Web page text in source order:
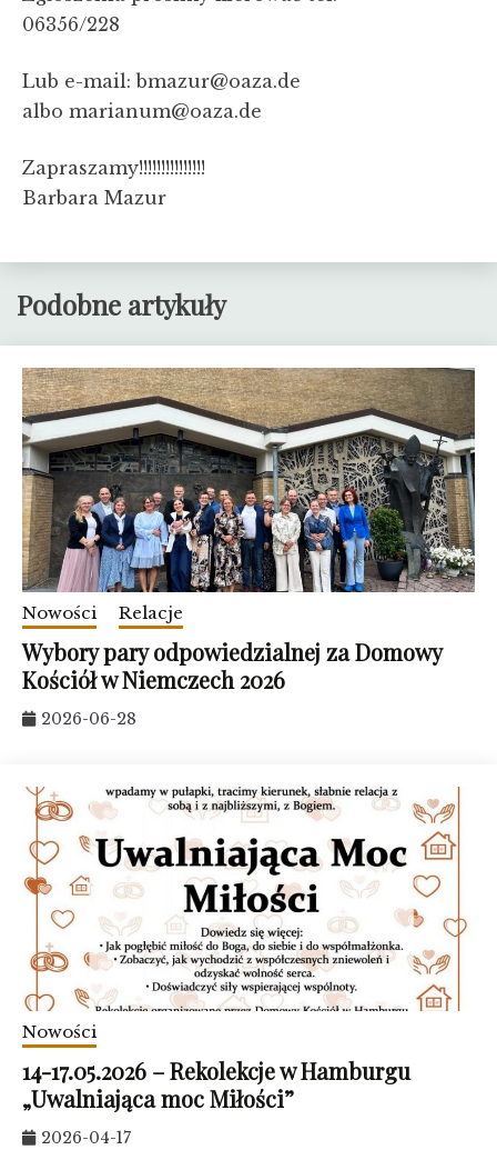
06356/228
Lub e-mail: bmazur@oaza.de
albo marianum@oaza.de
Zapraszamy!!!!!!!!!!!!!!!
Barbara Mazur
Podobne artykuły
Nowości Relacje
Wybory pary odpowiedzialnej za Domowy
Kościół w Niemczech 2026
2026-06-28
Nowości
14-17.05.2026 – Rekolekcje w Hamburgu
„Uwalniająca moc Miłości”
2026-04-17